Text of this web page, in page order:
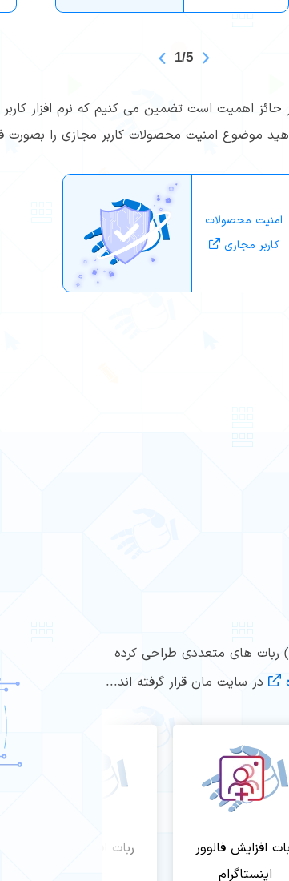
1/5
اهمیت است تضمین می کنیم که نرم افزار
موضوع امنیت محصولات کاربر مجازی را بصورت
امنیت محصولات
کاربر مجازی
ربات های متعددی طراحی کرده
در سایت مان قرار گرفته اند...
افزایش فالوور
اینستاگرام
ربات افزایش فالوور